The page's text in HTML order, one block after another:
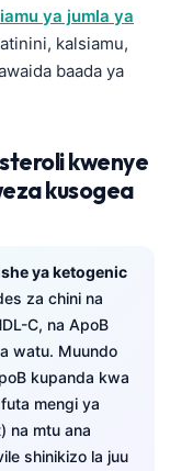
ya jumla ya
kalsiamu,
baada ya
kwenye
kusogea
ya ketogenic
za chini na
C, na ApoB
watu. Muundo
kupanda kwa
mengi ya
na mtu ana
shinikizo la juu